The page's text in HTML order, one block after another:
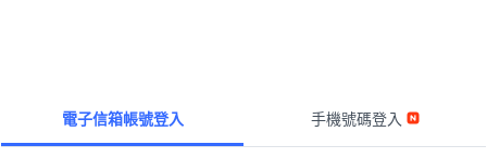
電子信箱帳號登入 手機號碼登入